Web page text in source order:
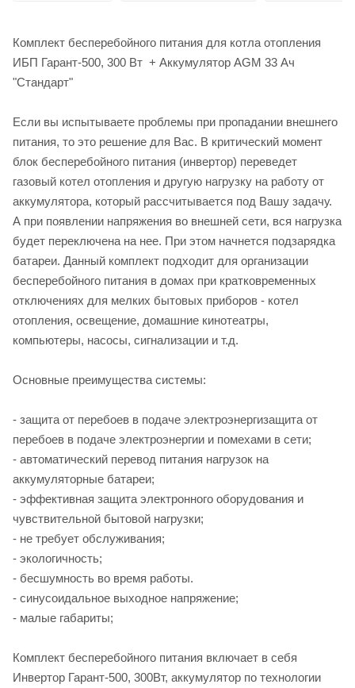
Комплект бесперебойного питания для котла отопления
ИБП Гарант-500, 300 Вт + Аккумулятор AGM 33 Ач
"Стандарт"
Если вы испытываете проблемы при пропадании внешнего
питания, то это решение для Вас. В критический момент
блок бесперебойного питания (инвертор) переведет
газовый котел отопления и другую нагрузку на работу от
аккумулятора, который рассчитывается под Вашу задачу.
А при появлении напряжения во внешней сети, вся нагрузка
будет переключена на нее. При этом начнется подзарядка
батареи. Данный комплект подходит для организации
бесперебойного питания в домах при кратковременных
отключениях для мелких бытовых приборов - котел
отопления, освещение, домашние кинотеатры,
компьютеры, насосы, сигнализации и т.д.
Основные преимущества системы:
- защита от перебоев в подаче электроэнергизащита от
перебоев в подаче электроэнергии и помехами в сети;
- автоматический перевод питания нагрузок на
аккумуляторные батареи;
- эффективная защита электронного оборудования и
чувствительной бытовой нагрузки;
- не требует обслуживания;
- экологичность;
- бесшумность во время работы.
- синусоидальное выходное напряжение;
- малые габариты;
Комплект бесперебойного питания включает в себя
Инвертор Гарант-500, 300Вт, аккумулятор по технологии